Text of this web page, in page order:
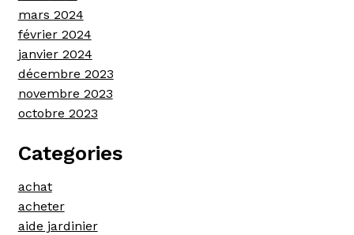
mars 2024
février 2024
janvier 2024
décembre 2023
novembre 2023
octobre 2023
Categories
achat
acheter
aide jardinier